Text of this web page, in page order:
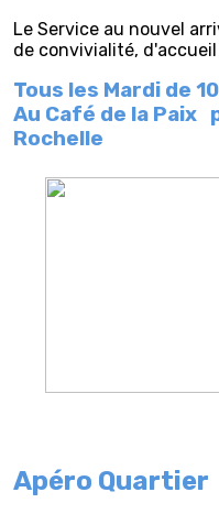
Le Service au nouvel
de convivialité,
Tous les Mardi de
Au Café de la Paix
Rochelle
Apéro Quartier